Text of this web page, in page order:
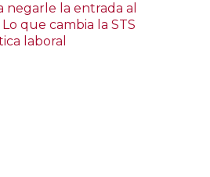
negarle la entrada al
que cambia la STS
laboral